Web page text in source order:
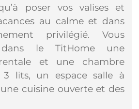
poser vos valises et
au calme et dans
privilégié. Vous
dans le TitHome une
et une chambre
3 lits, un espace salle à
cuisine ouverte et des